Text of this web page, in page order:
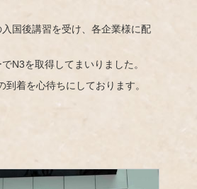
国後講習を受け、各企業様に配
N3を取得してまいりました。
到着を心待ちにしております。